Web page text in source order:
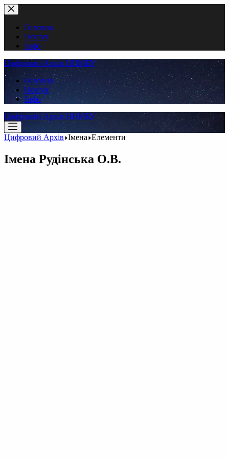
Перейти
до
вмістуГоловна
Пошук
Інфо
Цифровий Архів ННМБУ
Головна
Пошук
Інфо
Цифровий Архів ННМБУ
Цифровий Архів Імена Елементи
Імена Рудінська О.В.